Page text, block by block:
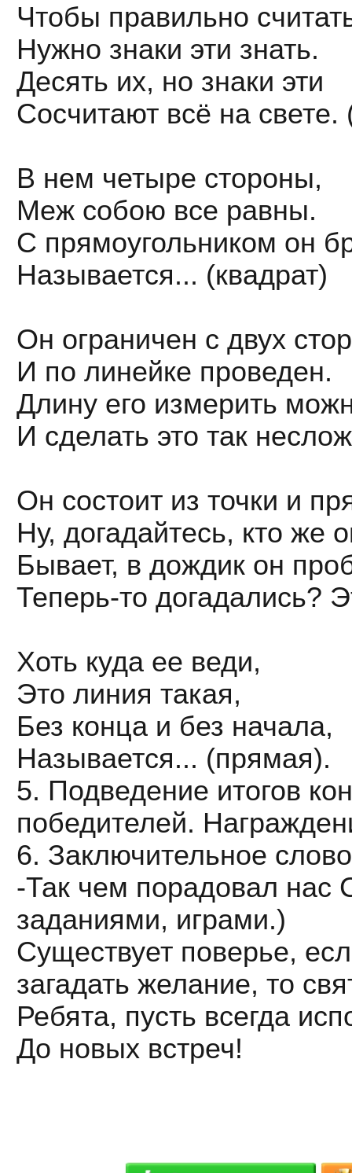
Чтобы правильно
Нужно знаки эти знать.
Десять их, но знаки эти
Сосчитают всё на
В нем четыре стороны,
Меж собою все равны.
С прямоугольником он
Называется... (квадрат)
Он ограничен с двух
И по линейке проведен.
Длину его измерить
И сделать это так
Он состоит из точки и
Ну, догадайтесь, кто же
Бывает, в дождик он
Теперь-то догадались?
Хоть куда ее веди,
Это линия такая,
Без конца и без начала,
Называется... (прямая).
5. Подведение итогов
победителей.
6. Заключительное
-Так чем порадовал нас
заданиями, играми.)
Существует поверье,
загадать желание, то
Ребята, пусть всегда
До новых встреч!